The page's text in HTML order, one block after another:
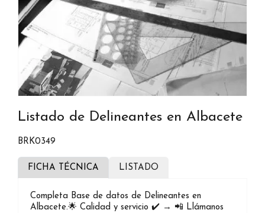
Listado de Delineantes en Albacete
BRK0349
FICHA TÉCNICA LISTADO
Completa Base de datos de Delineantes en
Albacete.🌟 Calidad y servicio ✔️ → 📲 Llámanos